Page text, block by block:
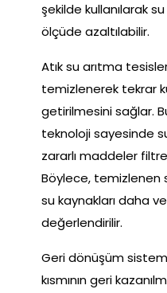
şekilde kullanılarak
ölçüde azaltılabilir.
Atık su arıtma
temizlenerek tekrar
getirilmesini sağlar.
teknoloji sayesinde
zararlı maddeler
Böylece, temizlenen
su kaynakları daha
değerlendirilir.
Geri dönüşüm
kısmının geri